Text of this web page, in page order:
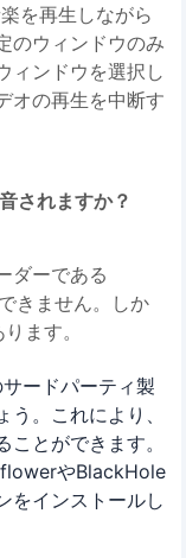
を再生しながら
のウィンドウのみ
ィンドウを選択し
オの再生を中断す
されますか？
ダーである
きません。しか
ます。
ードパーティ製
。これにより、
とができます。
やBlackHole
をインストールし